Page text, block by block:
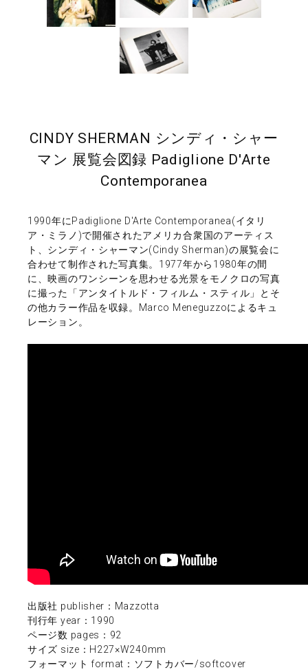
CINDY SHERMAN シンディ・シャー
マン 展覧会図録 Padiglione D'Arte
Contemporanea
1990年にPadiglione D'Arte Contemporanea(イタリ
ア・ミラノ)で開催されたアメリカ合衆国のアーティス
ト、シンディ・シャーマン(Cindy Sherman)の展覧会に
合わせて制作された写真集。1977年から1980年の間
に、映画のワンシーンを思わせる光景をモノクロの写真
に撮った「アンタイトルド・フィルム・スティル」とそ
の他カラー作品を収録。Marco Meneguzzoによるキュ
レーション。
出版社 publisher：Mazzotta
刊行年 year：1990
ページ数 pages：92
サイズ size：H227×W240mm
フォーマット format：ソフトカバー/softcover